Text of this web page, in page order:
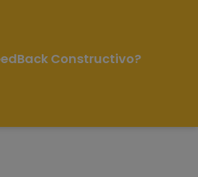
Constructivo?